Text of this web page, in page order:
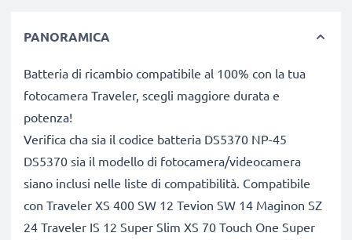
PANORAMICA
Batteria di ricambio compatibile al 100% con la tua
fotocamera Traveler, scegli maggiore durata e
potenza!
Verifica cha sia il codice batteria DS5370 NP-45
DS5370 sia il modello di fotocamera/videocamera
siano inclusi nelle liste di compatibilità. Compatibile
con Traveler XS 400 SW 12 Tevion SW 14 Maginon SZ
24 Traveler IS 12 Super Slim XS 70 Touch One Super